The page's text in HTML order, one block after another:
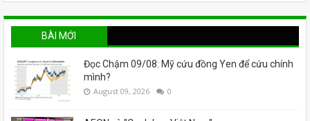
BÀI MỚI
Đọc Chậm 09/08: Mỹ cứu đồng Yen để cứu chính
mình?
August 09, 2026 0